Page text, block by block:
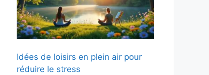
Idées de loisirs en plein air pour
réduire le stress